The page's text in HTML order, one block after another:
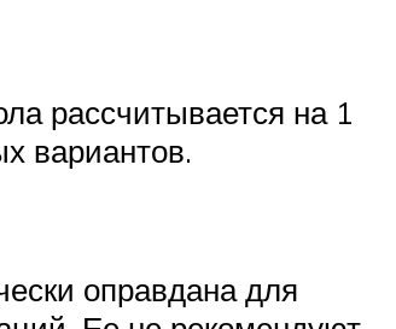
рассчитывается на 1
вариантов.
оправдана для